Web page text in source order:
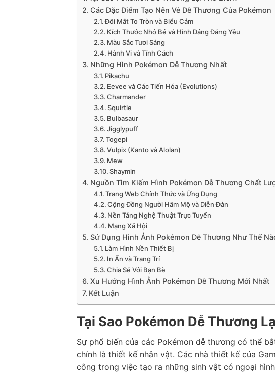
Các Đặc Điểm Tạo Nên Vẻ Dễ Thương Của Pokémon
Đôi Mắt To Tròn và Biểu Cảm
Kích Thước Nhỏ Bé và Hình Dáng Đáng Yêu
Màu Sắc Tươi Sáng
Hành Vi và Tính Cách
Những Hình Pokémon Dễ Thương Nhất
Pikachu
Eevee và Các Tiến Hóa (Evolutions)
Charmander
Squirtle
Bulbasaur
Jigglypuff
Togepi
Vulpix (Kanto và Alolan)
Mew
Shaymin
Nguồn Tìm Kiếm Hình Pokémon Dễ Thương Chất
Trang Web Chính Thức và Ứng Dụng
Cộng Đồng Người Hâm Mộ và Diễn Đàn
Nền Tảng Nghệ Thuật Trực Tuyến
Mạng Xã Hội
Sử Dụng Hình Ảnh Pokémon Dễ Thương Như Thế
Làm Hình Nền Thiết Bị
In Ấn và Trang Trí
Chia Sẻ Với Bạn Bè
Xu Hướng Hình Ảnh Pokémon Dễ Thương Mới Nhất
Kết Luận
Tại Sao Pokémon Dễ Thương
Sự phổ biến của các Pokémon dễ thương có thể
chính là thiết kế nhân vật. Các nhà thiết kế của
công trong việc tạo ra những sinh vật có ngoại